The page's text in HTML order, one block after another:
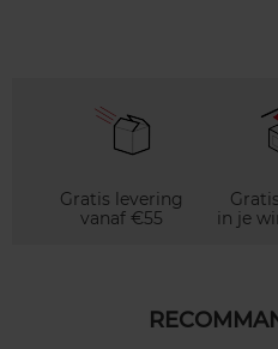
Gratis levering
vanaf €55
in je